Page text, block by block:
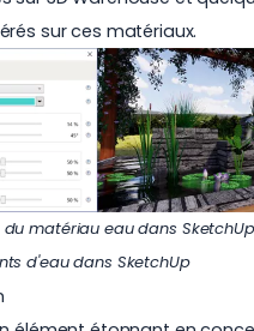
sur ces matériaux.
matériau eau dans
d'eau dans SketchUp